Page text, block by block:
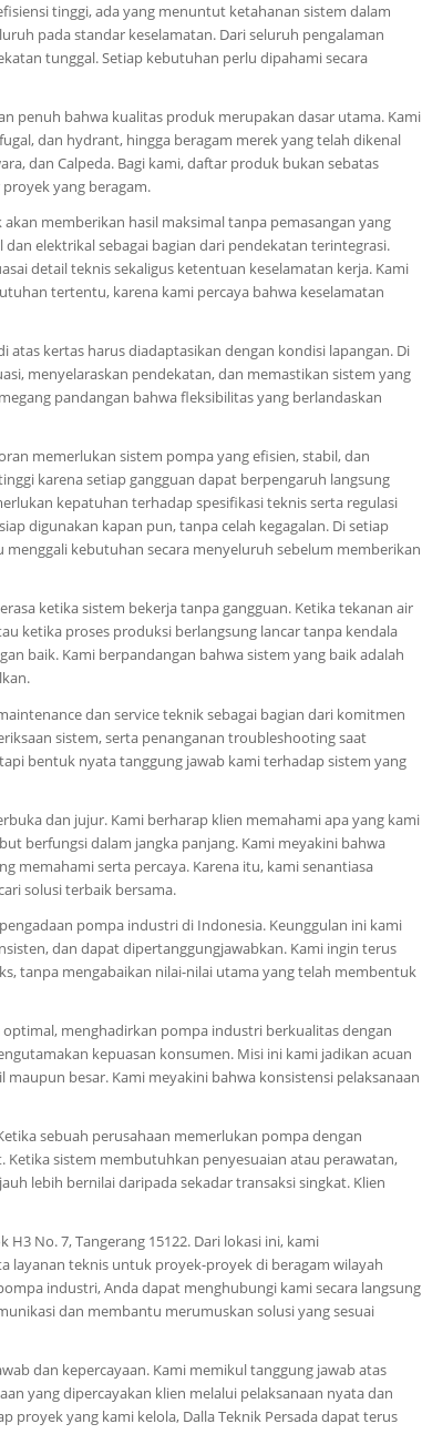
tinggi, ada yang menuntut ketahanan sistem dalam
pada standar keselamatan. Dari seluruh pengalaman
tunggal. Setiap kebutuhan perlu dipahami secara
penuh bahwa kualitas produk merupakan dasar utama. Kami
dan hydrant, hingga beragam merek yang telah dikenal
dan Calpeda. Bagi kami, daftar produk bukan sebatas
yang beragam.
memberikan hasil maksimal tanpa pemasangan yang
elektrikal sebagai bagian dari pendekatan terintegrasi.
detail teknis sekaligus ketentuan keselamatan kerja. Kami
tertentu, karena kami percaya bahwa keselamatan
kertas harus diadaptasikan dengan kondisi lapangan. Di
menyelaraskan pendekatan, dan memastikan sistem yang
pandangan bahwa fleksibilitas yang berlandaskan
memerlukan sistem pompa yang efisien, stabil, dan
karena setiap gangguan dapat berpengaruh langsung
kepatuhan terhadap spesifikasi teknis serta regulasi
digunakan kapan pun, tanpa celah kegagalan. Di setiap
kebutuhan secara menyeluruh sebelum memberikan
ketika sistem bekerja tanpa gangguan. Ketika tekanan air
ketika proses produksi berlangsung lancar tanpa kendala
baik. Kami berpandangan bahwa sistem yang baik adalah
dan service teknik sebagai bagian dari komitmen
sistem, serta penanganan troubleshooting saat
bentuk nyata tanggung jawab kami terhadap sistem yang
dan jujur. Kami berharap klien memahami apa yang kami
berfungsi dalam jangka panjang. Kami meyakini bahwa
memahami serta percaya. Karena itu, kami senantiasa
solusi terbaik bersama.
pompa industri di Indonesia. Keunggulan ini kami
dan dapat dipertanggungjawabkan. Kami ingin terus
tanpa mengabaikan nilai-nilai utama yang telah membentuk
menghadirkan pompa industri berkualitas dengan
kepuasan konsumen. Misi ini kami jadikan acuan
besar. Kami meyakini bahwa konsistensi pelaksanaan
sebuah perusahaan memerlukan pompa dengan
sistem membutuhkan penyesuaian atau perawatan,
lebih bernilai daripada sekadar transaksi singkat. Klien
No. 7, Tangerang 15122. Dari lokasi ini, kami
layanan teknis untuk proyek-proyek di beragam wilayah
industri, Anda dapat menghubungi kami secara langsung
dan membantu merumuskan solusi yang sesuai
dan kepercayaan. Kami memikul tanggung jawab atas
yang dipercayakan klien melalui pelaksanaan nyata dan
proyek yang kami kelola, Dalla Teknik Persada dapat terus